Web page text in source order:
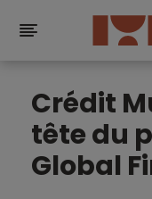
Crédit
tête du
Global